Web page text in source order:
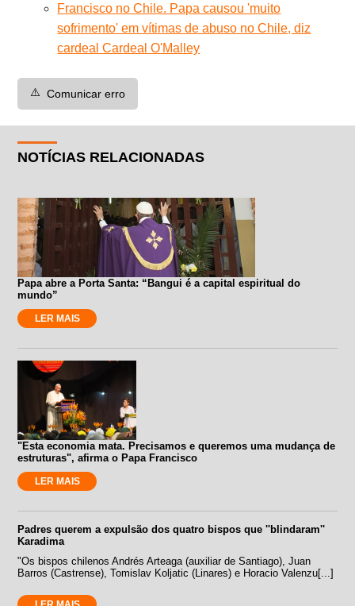
Francisco no Chile. Papa causou 'muito
sofrimento' em vítimas de abuso no Chile, diz
cardeal Cardeal O'Malley
⚠️ Comunicar erro
NOTÍCIAS RELACIONADAS
Papa abre a Porta Santa: “Bangui é a capital espiritual do
mundo”
LER MAIS
"Esta economia mata. Precisamos e queremos uma mudança de
estruturas", afirma o Papa Francisco
LER MAIS
Padres querem a expulsão dos quatro bispos que ''blindaram''
Karadima
"Os bispos chilenos Andrés Arteaga (auxiliar de Santiago), Juan
Barros (Castrense), Tomislav Koljatic (Linares) e Horacio Valenzu[...]